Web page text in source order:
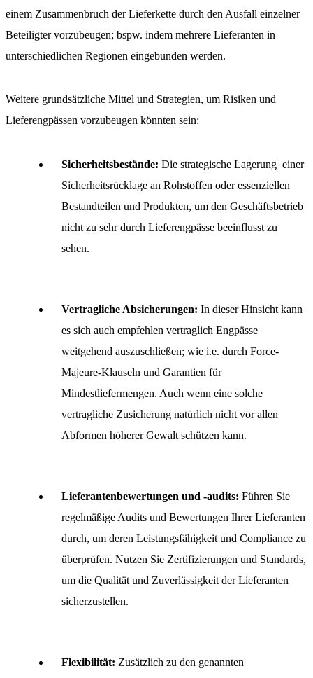
einem Zusammenbruch der Lieferkette durch den Ausfall einzelner
Beteiligter vorzubeugen; bspw. indem mehrere Lieferanten in
unterschiedlichen Regionen eingebunden werden.
Weitere grundsätzliche Mittel und Strategien, um Risiken und
Lieferengpässen vorzubeugen könnten sein:
Sicherheitsbestände: Die strategische Lagerung einer
Sicherheitsrücklage an Rohstoffen oder essenziellen
Bestandteilen und Produkten, um den Geschäftsbetrieb
nicht zu sehr durch Lieferengpässe beeinflusst zu
sehen.
Vertragliche Absicherungen: In dieser Hinsicht kann
es sich auch empfehlen vertraglich Engpässe
weitgehend auszuschließen; wie i.e. durch Force-
Majeure-Klauseln und Garantien für
Mindestliefermengen. Auch wenn eine solche
vertragliche Zusicherung natürlich nicht vor allen
Abformen höherer Gewalt schützen kann.
Lieferantenbewertungen und -audits: Führen Sie
regelmäßige Audits und Bewertungen Ihrer Lieferanten
durch, um deren Leistungsfähigkeit und Compliance zu
überprüfen. Nutzen Sie Zertifizierungen und Standards,
um die Qualität und Zuverlässigkeit der Lieferanten
sicherzustellen.
Flexibilität: Zusätzlich zu den genannten